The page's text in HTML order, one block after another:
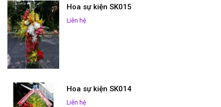
Hoa sự kiện SK015
Liên hệ
Hoa sự kiện SK014
Liên hệ